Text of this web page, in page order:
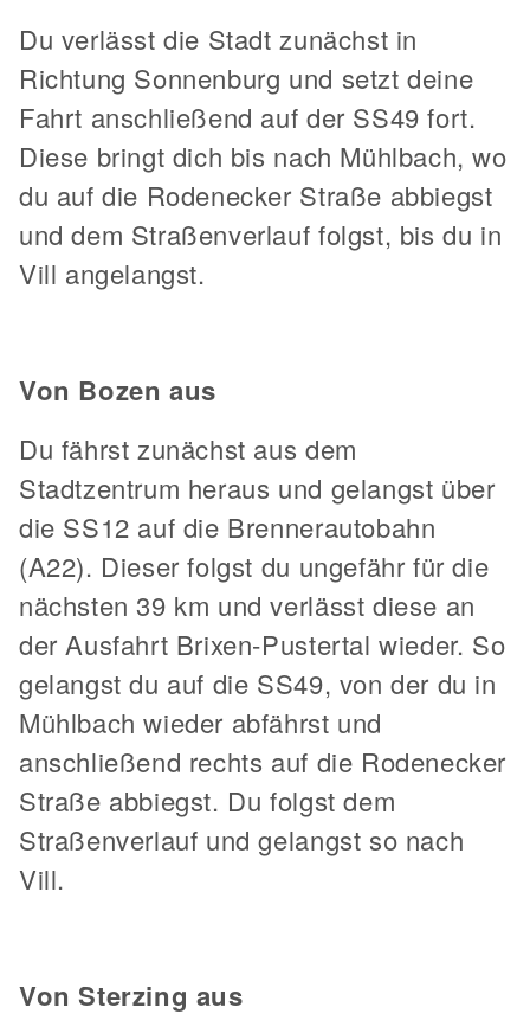
Du verlässt die Stadt zunächst in
Richtung Sonnenburg und setzt deine
Fahrt anschließend auf der SS49 fort.
Diese bringt dich bis nach Mühlbach, wo
du auf die Rodenecker Straße abbiegst
und dem Straßenverlauf folgst, bis du in
Vill angelangst.
Von Bozen aus
Du fährst zunächst aus dem
Stadtzentrum heraus und gelangst über
die SS12 auf die Brennerautobahn
(A22). Dieser folgst du ungefähr für die
nächsten 39 km und verlässt diese an
der Ausfahrt Brixen-Pustertal wieder. So
gelangst du auf die SS49, von der du in
Mühlbach wieder abfährst und
anschließend rechts auf die Rodenecker
Straße abbiegst. Du folgst dem
Straßenverlauf und gelangst so nach
Vill.
Von Sterzing aus